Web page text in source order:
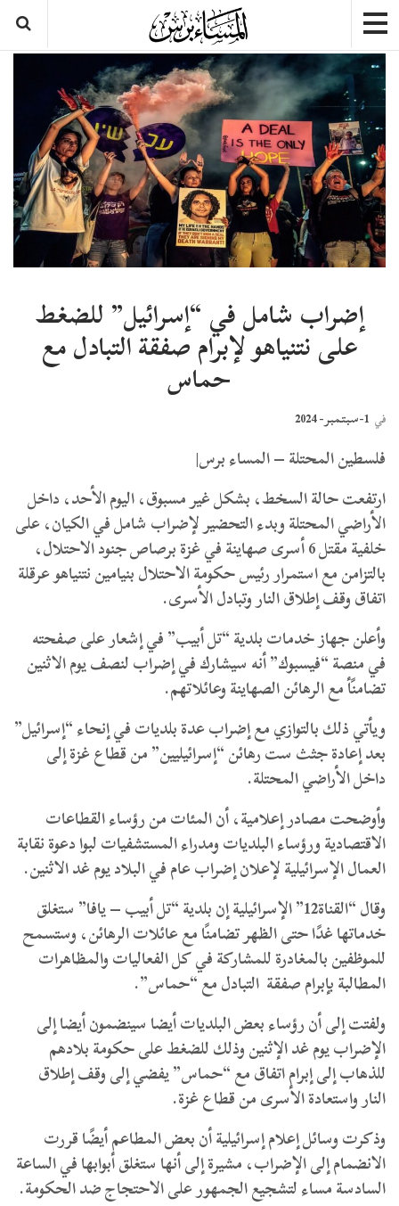
إضراب شامل في “إسرائيل” للضغط
على نتنياهو لإبرام صفقة التبادل مع
حماس
في 1-سبتمبر- 2024
فلسطين المحتلة – المساء برس|
ارتفعت حالة السخط، بشكل غير مسبوق، اليوم الأحد، داخل
الأراضي المحتلة وبدء التحضير لإضراب شامل في الكيان، على
خلفية مقتل 6 أسرى صهاينة في غزة برصاص جنود الاحتلال،
بالتزامن مع استمرار رئيس حكومة الاحتلال بنيامين نتنياهو عرقلة
اتفاق وقف إطلاق النار وتبادل الأسرى.
وأعلن جهاز خدمات بلدية “تل أبيب” في إشعار على صفحته
في منصة “فيسبوك” أنه سيشارك في إضراب لنصف يوم الاثنين
تضامنًأ مع الرهائن الصهاينة وعائلاتهم.
ويأتي ذلك بالتوازي مع إضراب عدة بلديات في إنحاء “إسرائيل”
بعد إعادة جثث ست رهائن “إسرائيليين” من قطاع غزة إلى
داخل الأراضي المحتلة.
وأوضحت مصادر إعلامية، أن المئات من رؤساء القطاعات
الاقتصادية ورؤساء البلديات ومدراء المستشفيات لبوا دعوة نقابة
العمال الإسرائيلية لإعلان إضراب عام في البلاد يوم غد الاثنين.
وقال “القناة12” الإسرائيلية إن بلدية “تل أبيب – يافا” ستغلق
خدماتها غدًا حتى الظهر تضامنًا مع عائلات الرهائن، وستسمح
للموظفين بالمغادرة للمشاركة في كل الفعاليات والمظاهرات
المطالبة بإبرام صفقة التبادل مع “حماس”.
ولفتت إلى أن رؤساء بعض البلديات أيضا سينضمون أيضا إلى
الإضراب يوم غد الإثنين وذلك للضغط على حكومة بلادهم
للذهاب إلى إبرام اتفاق مع “حماس” يفضي إلى وقف إطلاق
النار واستعادة الأسرى من قطاع غزة.
وذكرت وسائل إعلام إسرائيلية أن بعض المطاعم أيضًا قررت
الانضمام إلى الإضراب، مشيرة إلى أنها ستغلق أبوابها في الساعة
السادسة مساء لتشجيع الجمهور على الاحتجاج ضد الحكومة.